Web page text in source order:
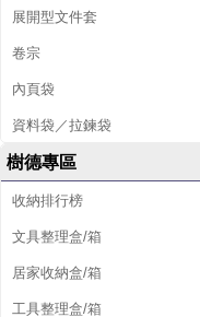
展開型文件套
卷宗
內頁袋
資料袋／拉鍊袋
樹德專區
收納排行榜
文具整理盒/箱
居家收納盒/箱
工具整理盒/箱